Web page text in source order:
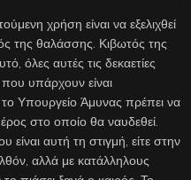
χρήση είναι να εξελιχθεί
της θαλάσσης. Κιβωτός της
όλες αυτές τις δεκαετίες
υπάρχουν είναι
το Υπουργείο Άμυνας πρέπει να
στο οποίο θα ναυδεθεί.
είναι αυτή τη στιγμή, είτε στην
αλλά με κατάλληλους